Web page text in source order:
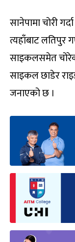
सानेपामा चोरी
त्यहाँबाट लतिपुर
साइकलसमेत
साइकल छाडेर
जनाएको छ ।